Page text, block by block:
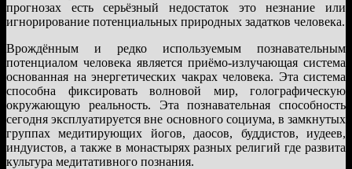
прогнозах есть серьёзный недостаток это незнание или
игнорирование потенциальных природных задатков человека.
Врождённым и редко используемым познавательным
потенциалом человека является приёмо-излучающая система
основанная на энергетических чакрах человека. Эта система
способна фиксировать волновой мир, голографическую
окружающую реальность. Эта познавательная способность
сегодня эксплуатируется вне основного социума, в замкнутых
группах медитирующих йогов, даосов, буддистов, иудеев,
индуистов, а также в монастырях разных религий где развита
культура медитативного познания.